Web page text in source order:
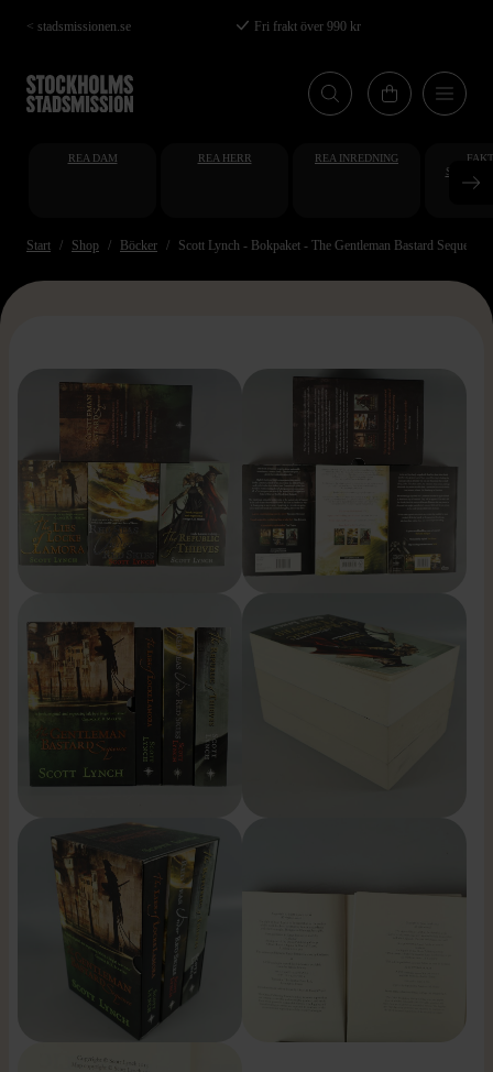
Hoppa
till
huvudinnehåll
< stadsmissionen.se Fri frakt över 990 kr
REA DAM REA HERR REA INREDNING
Start Shop Böcker Scott Lynch - Bokpaket - The Gentleman Bastard Sequence
>